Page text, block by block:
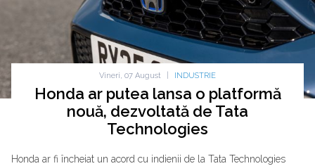
Vineri, 07 August INDUSTRIE
Honda ar putea lansa o platformă
nouă, dezvoltată de Tata
Technologies
Honda ar fi încheiat un acord cu indienii de la Tata Technologies